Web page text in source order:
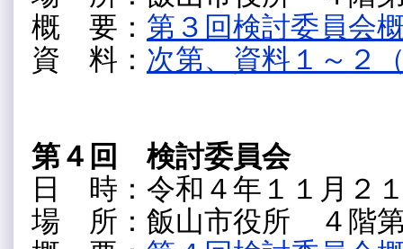
概 要： 第３回検討委員会
資 料： 次第、資料１～２
第４回 検討委員会
日 時：令和４年１１月
場 所：飯山市役所 ４階第